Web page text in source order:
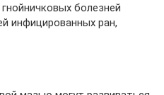
болезней
инфицированных ран,